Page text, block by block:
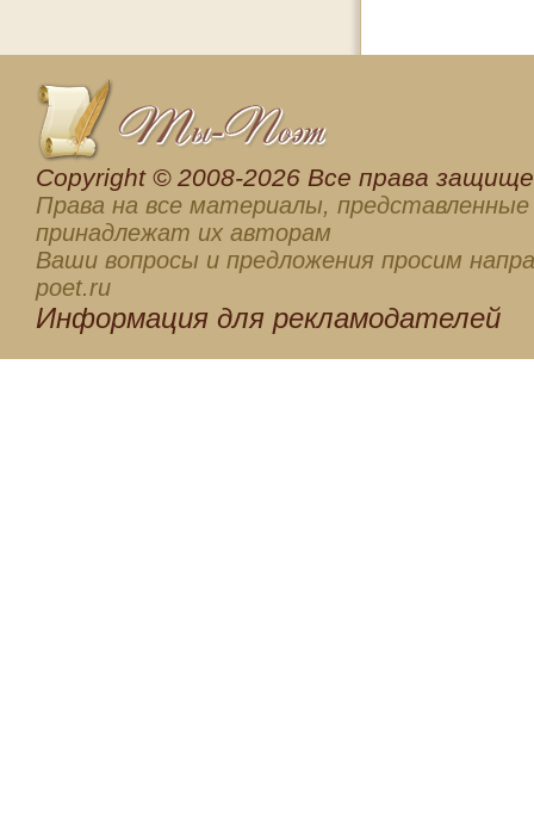
Сopyright © 2008-2026 Все права
Права на все материалы, представленные
принадлежат их авторам
Ваши вопросы и предложения просим
poet.ru
Информация для рекламодателей